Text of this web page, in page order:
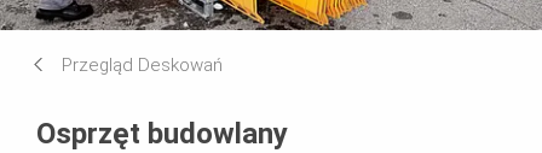
Przegląd Deskowań
Osprzęt budowlany